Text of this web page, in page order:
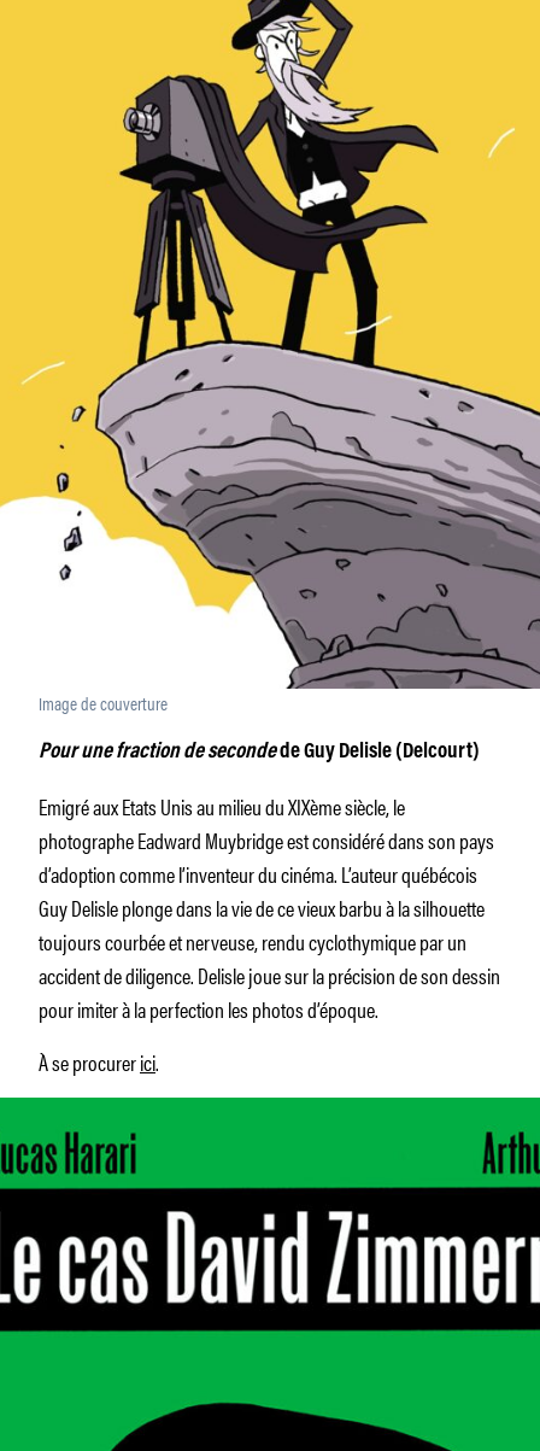
Image de couverture
Pour une fraction de secondede Guy Delisle (Delcourt)
Emigré aux Etats Unis au milieu du XIXème siècle, le
photographe Eadward Muybridge est considéré dans son pays
d’adoption comme l’inventeur du cinéma. L’auteur québécois
Guy Delisle plonge dans la vie de ce vieux barbu à la silhouette
toujours courbée et nerveuse, rendu cyclothymique par un
accident de diligence. Delisle joue sur la précision de son dessin
pour imiter à la perfection les photos d’époque.
À se procurerici.